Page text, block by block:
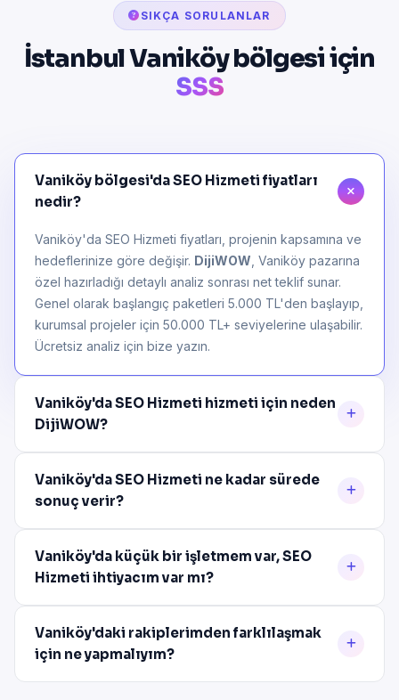
SIKÇA SORULANLAR
İstanbul Vaniköy bölgesi için
SSS
Vaniköy bölgesi'da SEO Hizmeti fiyatları
nedir?
Vaniköy'da SEO Hizmeti fiyatları, projenin kapsamına ve
hedeflerinize göre değişir. DijiWOW , Vaniköy pazarına
özel hazırladığı detaylı analiz sonrası net teklif sunar.
Genel olarak başlangıç paketleri 5.000 TL'den başlayıp,
kurumsal projeler için 50.000 TL+ seviyelerine ulaşabilir.
Ücretsiz analiz için bize yazın.
Vaniköy'da SEO Hizmeti hizmeti için neden
DijiWOW?
Vaniköy'da SEO Hizmeti ne kadar sürede
sonuç verir?
Vaniköy'da küçük bir işletmem var, SEO
Hizmeti ihtiyacım var mı?
Vaniköy'daki rakiplerimden farklılaşmak
için ne yapmalıyım?